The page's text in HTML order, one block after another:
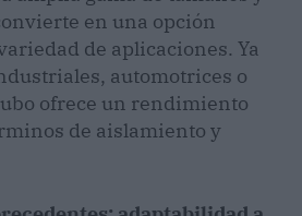
en una opción
de aplicaciones. Ya
automotrices o
ofrece un rendimiento
de aislamiento y